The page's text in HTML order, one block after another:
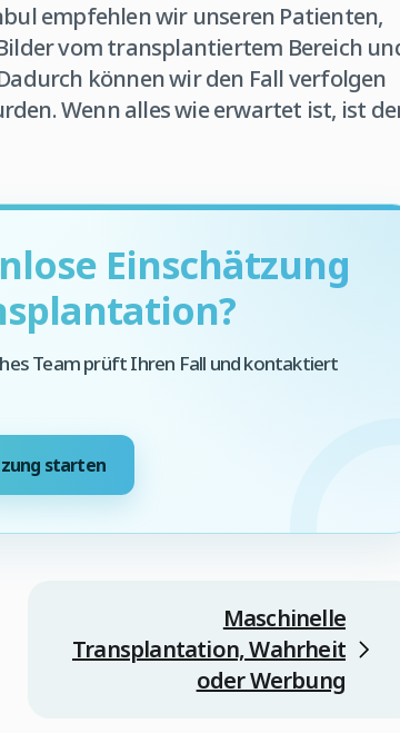
empfehlen wir unseren Patienten,
vom transplantiertem Bereich
können wir den Fall verfolgen
Wenn alles wie erwartet ist, ist
Einschätzung
Team prüft Ihren Fall und kontaktiert
starten
Maschinelle
Transplantation, Wahrheit
oder Werbung